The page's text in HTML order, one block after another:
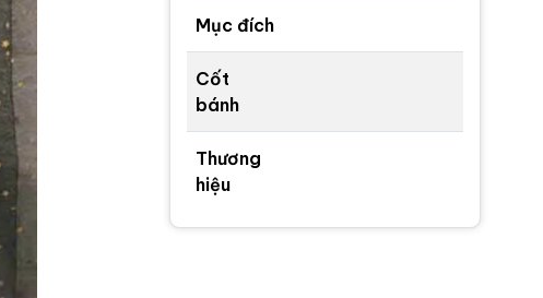
Mục đích
Cốt
bánh
Thương
hiệu